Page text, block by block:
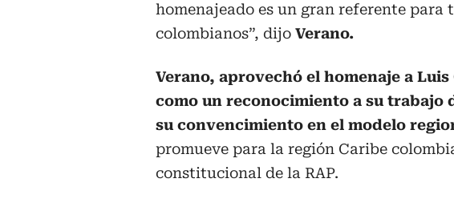
homenajeado es un gran referente para
colombianos”, dijo Verano.
Verano, aprovechó el homenaje a
como un reconocimiento a su trabajo
su convencimiento en el modelo
promueve para la región Caribe
constitucional de la RAP.